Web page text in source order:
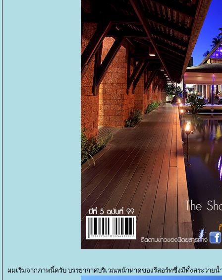
ผมเริ่มจากภาพนี้ครับ บรรยากาศบริเวณหน้าหาดของรีสอร์ทซึ่งมีทั้งสระว่ายน้